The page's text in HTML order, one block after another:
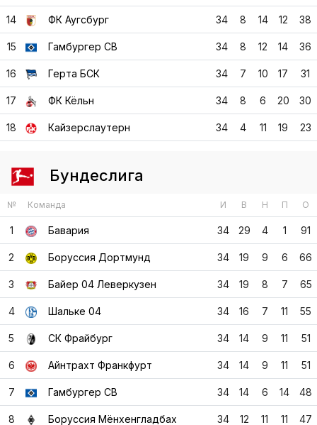
14 ФК Аугсбург 34 8 14 12 38
15 Гамбургер СВ 34 8 12 14 36
16 Герта БСК 34 7 10 17 31
17 ФК Кёльн 34 8 6 20 30
18 Кайзерслаутерн 34 4 11 19 23
Бундеслига
№ Команда И В Н П О
1 Бавария 34 29 4 1 91
2 Боруссия Дортмунд 34 19 9 6 66
3 Байер 04 Леверкузен 34 19 8 7 65
4 Шальке 04 34 16 7 11 55
5 СК Фрайбург 34 14 9 11 51
6 Айнтрахт Франкфурт 34 14 9 11 51
7 Гамбургер СВ 34 14 6 14 48
8 Боруссия Мёнхенгладбах 34 12 11 11 47